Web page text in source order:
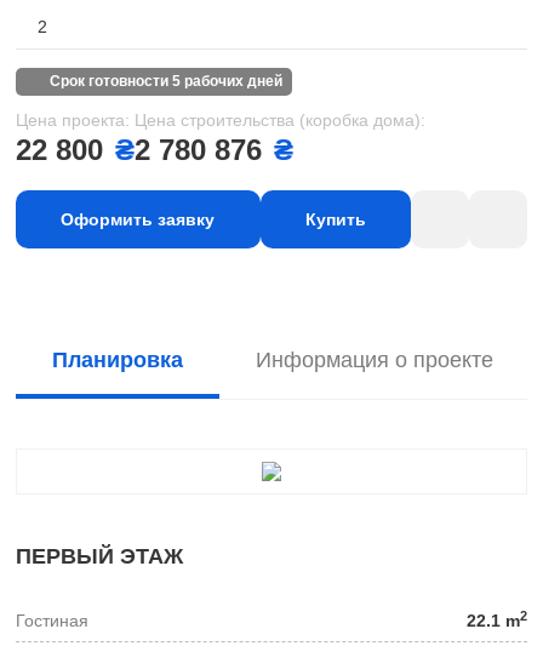
2
срок готовности 5 рабочих дней
Цена проекта:
22 800 ₴
Цена строительства (коробка дома):
2 780 876 ₴
Оформить заявку Купить
Планировка Информация о проекте
ПЕРВЫЙ ЭТАЖ
Гостиная 22.1 m2